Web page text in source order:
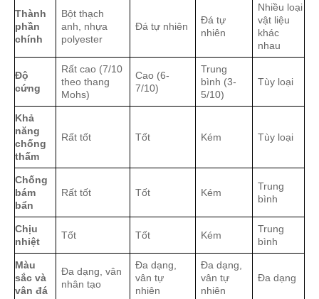
Thành
phần
chính
Bột thạch
anh, nhựa
polyester
Đá tự nhiên
Đá tự
nhiên
Nhiều loại
vật liệu
khác
nhau
Độ
cứng
Rất cao (7/10
theo thang
Mohs)
Cao (6-
7/10)
Trung
bình (3-
5/10)
Tùy loại
Khả
năng
chống
thấm
Rất tốt Tốt Kém Tùy loại
Chống
bám
bẩn
Rất tốt Tốt Kém
Trung
bình
Chịu
nhiệt
Tốt Tốt Kém
Trung
bình
Màu
sắc và
vân đá
Đa dạng, vân
nhân tạo
Đa dạng,
vân tự
nhiên
Đa dạng,
vân tự
nhiên
Đa dạng